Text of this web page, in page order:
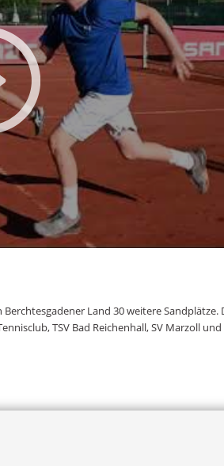
Land 30 weitere Sandplätze.
TSV Bad Reichenhall, SV Marzoll und